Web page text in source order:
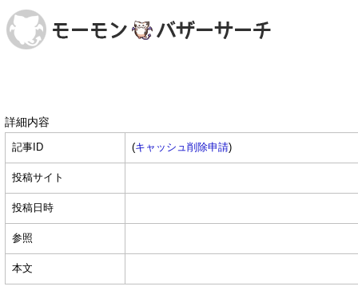
詳細内容
記事ID (キャッシュ削除申請)
投稿サイト
投稿日時
参照
本文